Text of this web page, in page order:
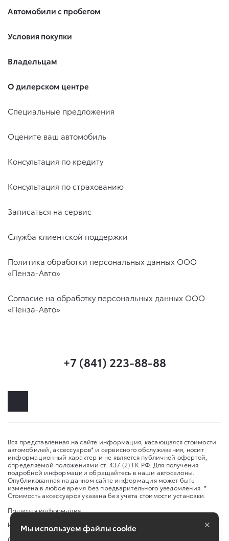
Автомобили с пробегом
Условия покупки
Владельцам
О дилерском центре
Специальные предложения
Оцените ваш автомобиль
Консультация по кредиту
Консультация по страхованию
Записаться на сервис
Служба клиентской поддержки
Политика обработки персональных данных ООО
«Пенза-Авто»
Согласие на обработку персональных данных ООО
«Пенза-Авто»
+7 (841) 223-88-88
Вся представленная на сайте информация, касающаяся стоимости
автомобилей, аксессуаров* и сервисного обслуживания, носит
информационный характер и не является публичной офертой,
определяемой положениями ст. 437 (2) ГК РФ. Для получения
подробной информации обращайтесь в наши автосалоны.
Опубликованная на данном сайте информация может быть
изменена в любое время без предварительного уведомления. *
Стоимость аксессуаров указана без учета стоимости установки.
Правовая информация
Изменить настройку cookies
Сбросить cookie
Мы используем файлы cookie ×